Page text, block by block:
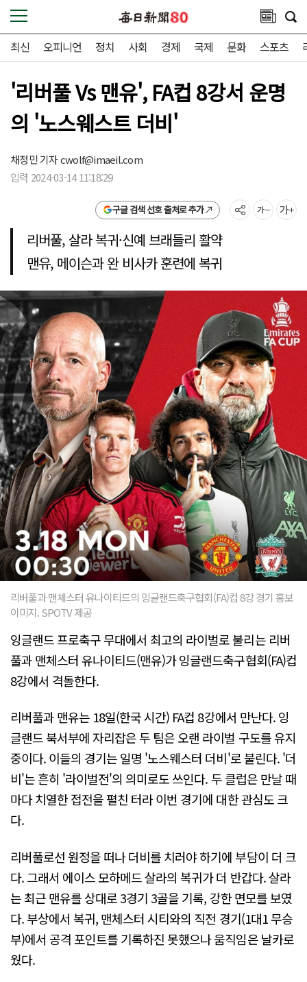
최신 오피니언 정치 사회 경제 국제 문화 스포츠
'리버풀 Vs 맨유', FA컵 8강서 운명
의 '노스웨스트 더비'
채정민 기자cwolf@imaeil.com
입력 2024-03-14 11:18:29
구글 검색 선호 출처로 추가
리버풀, 살라 복귀·신예 브래들리 활약
맨유, 메이슨과 완 비사카 훈련에 복귀
리버풀과 맨체스터 유나이티드의 잉글랜드축구협회(FA)컵 8강 경기 홍보
이미지. SPOTV 제공
잉글랜드 프로축구 무대에서 최고의 라이벌로 불리는 리버
풀과 맨체스터 유나이티드(맨유)가 잉글랜드축구협회(FA)컵
8강에서 격돌한다.
리버풀과 맨유는 18일(한국 시간) FA컵 8강에서 만난다. 잉
글랜드 북서부에 자리잡은 두 팀은 오랜 라이벌 구도를 유지
중이다. 이들의 경기는 일명 '노스웨스터 더비'로 불린다. '더
비'는 흔히 '라이벌전'의 의미로도 쓰인다. 두 클럽은 만날 때
마다 치열한 접전을 펼친 터라 이번 경기에 대한 관심도 크
다.
리버풀로선 원정을 떠나 더비를 치러야 하기에 부담이 더 크
다. 그래서 에이스 모하메드 살라의 복귀가 더 반갑다. 살라
는 최근 맨유를 상대로 3경기 3골을 기록, 강한 면모를 보였
다. 부상에서 복귀, 맨체스터 시티와의 직전 경기(1대1 무승
부)에서 공격 포인트를 기록하진 못했으나 움직임은 날카로
웠다.